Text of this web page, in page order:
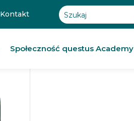
Kontakt
Społeczność questus Academy